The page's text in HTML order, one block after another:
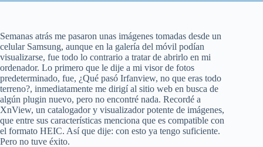
Semanas atrás me pasaron unas imágenes tomadas desde un
celular Samsung, aunque en la galería del móvil podían
visualizarse, fue todo lo contrario a tratar de abrirlo en mi
ordenador. Lo primero que le dije a mi visor de fotos
predeterminado, fue, ¿Qué pasó Irfanview, no que eras todo
terreno?, inmediatamente me dirigí al sitio web en busca de
algún plugin nuevo, pero no encontré nada. Recordé a
XnView, un catalogador y visualizador potente de imágenes,
que entre sus características menciona que es compatible con
el formato HEIC. Así que dije: con esto ya tengo suficiente.
Pero no tuve éxito.